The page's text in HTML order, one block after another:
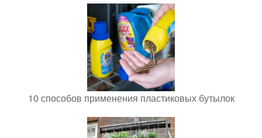
10 способов применения пластиковых бутылок